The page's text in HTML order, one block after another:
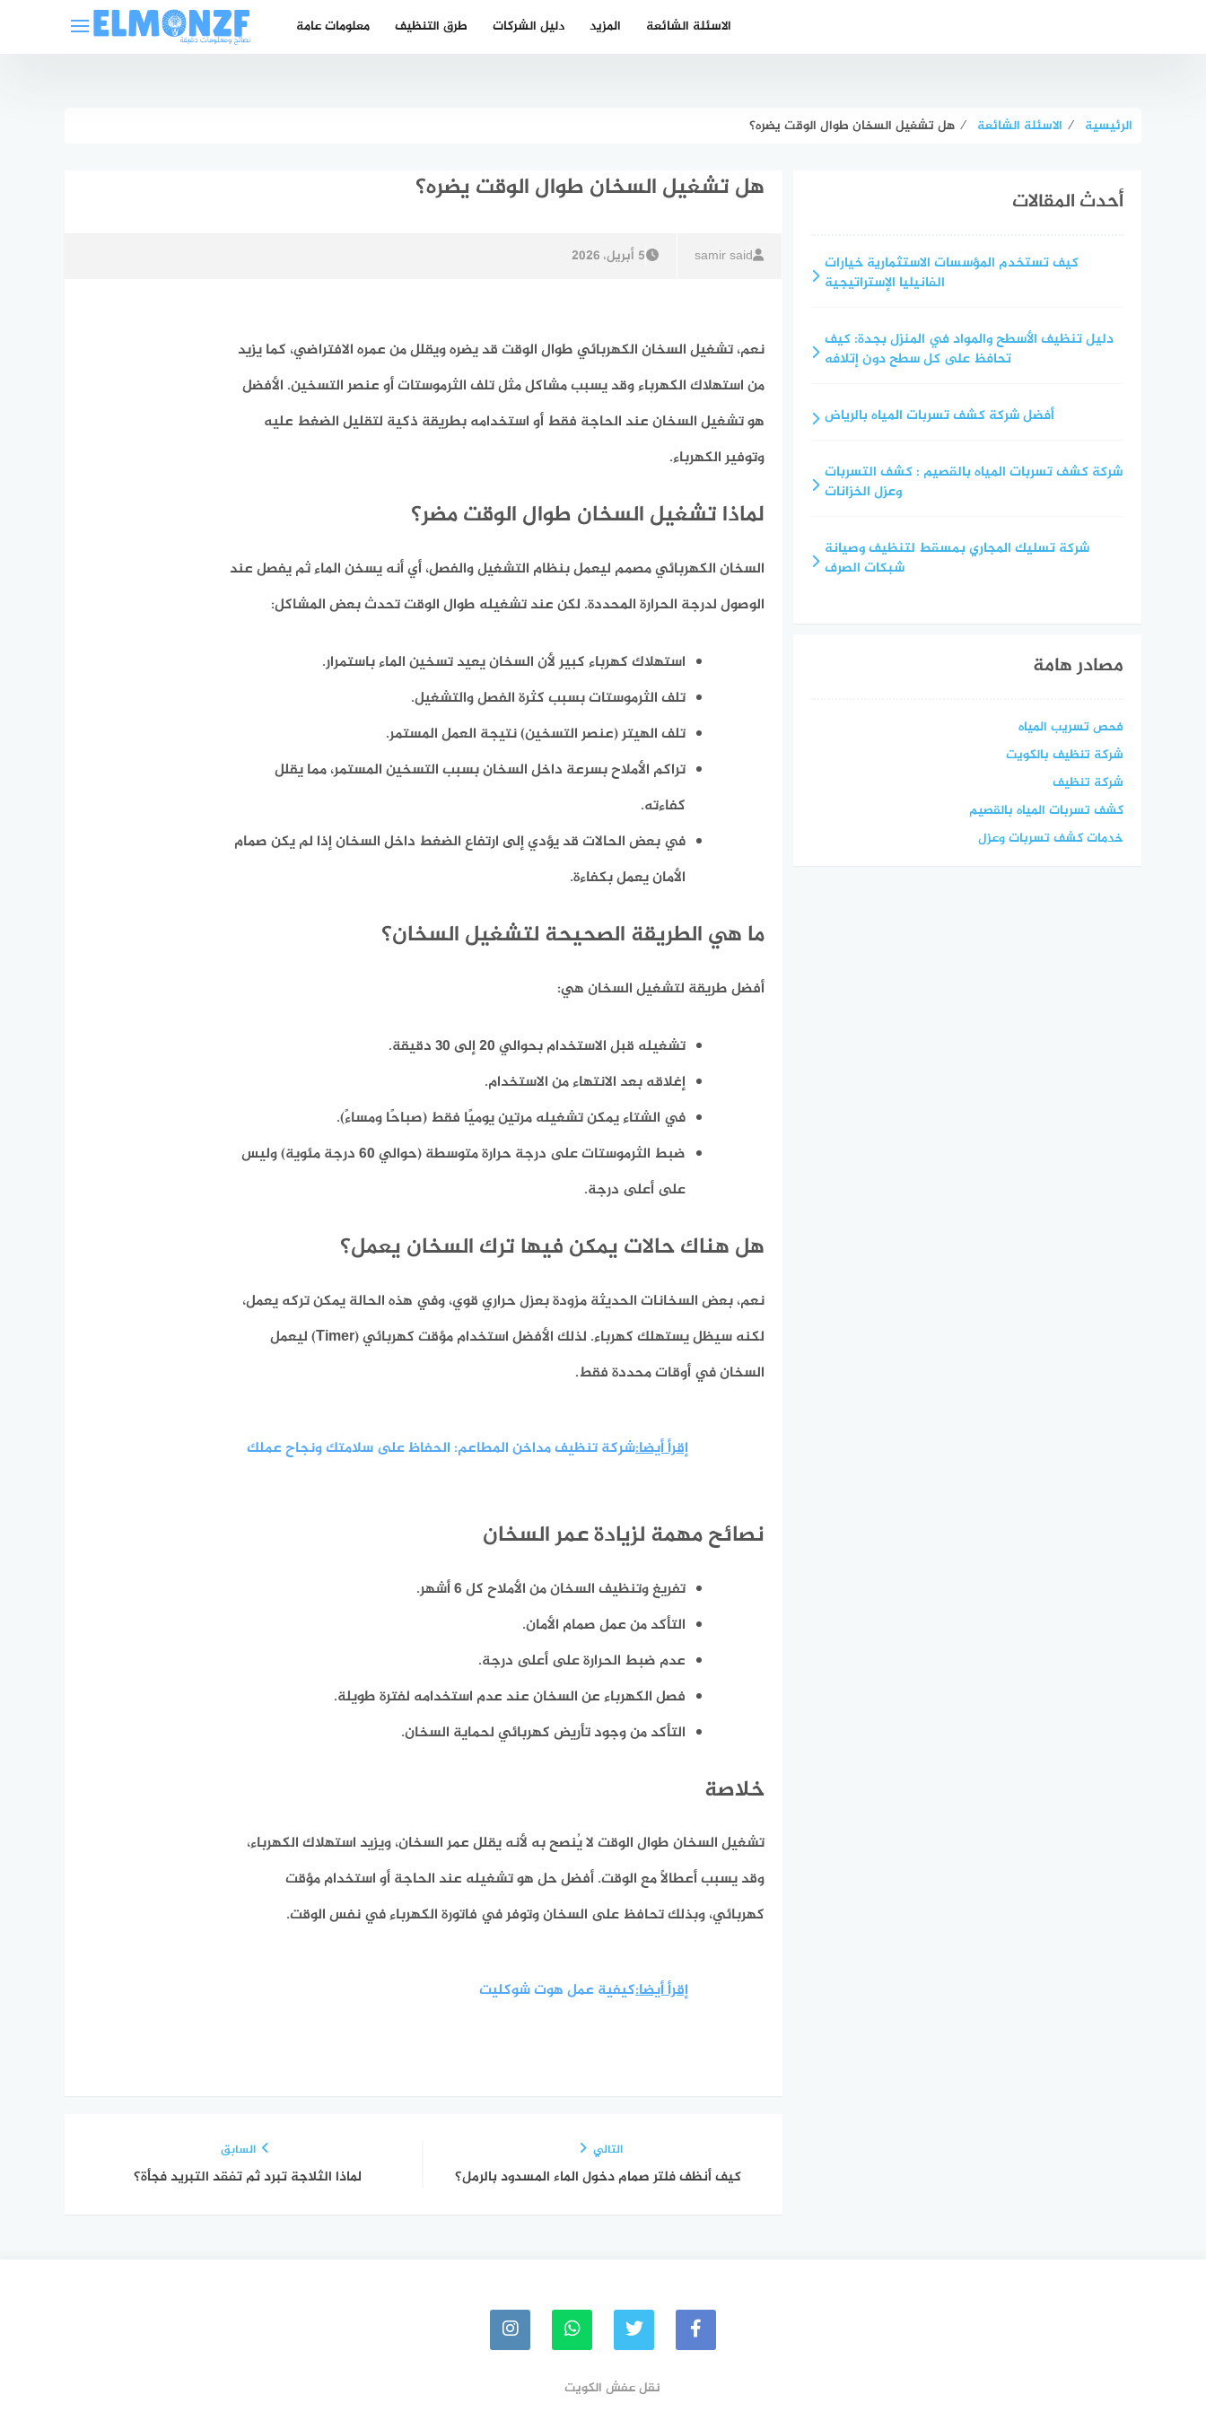
معلومات عامة طرق التنظيف دليل الشركات المزيد الاسئلة الشائعة
الرئيسية ⁄ الاسئلة الشائعة ⁄ هل تشغيل السخان طوال الوقت يضره؟
هل تشغيل السخان طوال الوقت يضره؟
samir said 5 أبريل، 2026
نعم،تشغيل السخان الكهربائي طوال الوقت قد يضره ويقلل من عمره الافتراضي، كما يزيد
من استهلاك الكهرباء وقد يسبب مشاكل مثل تلف الثرموستات أو عنصر التسخين. الأفضل
هو تشغيل السخان عند الحاجة فقط أو استخدامه بطريقة ذكية لتقليل الضغط عليه
وتوفير الكهرباء.
لماذا تشغيل السخان طوال الوقت مضر؟
السخان الكهربائي مصمم ليعمل بنظام التشغيل والفصل، أي أنه يسخن الماء ثم يفصل عند
الوصول لدرجة الحرارة المحددة. لكن عند تشغيله طوال الوقت تحدث بعض المشاكل:
استهلاك كهرباء كبيرلأن السخان يعيد تسخين الماء باستمرار.
تلف الثرموستاتبسبب كثرة الفصل والتشغيل.
تلف الهيتر (عنصر التسخين)نتيجة العمل المستمر.
تراكم الأملاح بسرعة داخل السخان بسبب التسخين المستمر، مما يقلل
كفاءته.
في بعض الحالات قد يؤدي إلىارتفاع الضغط داخل السخانإذا لم يكن صمام
الأمان يعمل بكفاءة.
ما هي الطريقة الصحيحة لتشغيل السخان؟
أفضل طريقة لتشغيل السخان هي:
تشغيله قبل الاستخدام بحوالي 20 إلى 30 دقيقة.
إغلاقه بعد الانتهاء من الاستخدام.
في الشتاء يمكن تشغيله مرتين يوميًا فقط (صباحًا ومساءً).
ضبط الثرموستات على درجة حرارة متوسطة (حوالي 60 درجة مئوية) وليس
على أعلى درجة.
هل هناك حالات يمكن فيها ترك السخان يعمل؟
نعم، بعض السخانات الحديثة مزودة بعزل حراري قوي، وفي هذه الحالة يمكن تركه يعمل،
لكنه سيظل يستهلك كهرباء. لذلك الأفضل استخداممؤقت كهربائي (Timer)
ليعمل
السخان في أوقات محددة فقط.
إقرأ أيضا:شركة تنظيف مداخن المطاعم: الحفاظ على سلامتك ونجاح عملك
نصائح مهمة لزيادة عمر السخان
تفريغ وتنظيف السخان من الأملاح كل 6 أشهر.
التأكد من عمل صمام الأمان.
عدم ضبط الحرارة على أعلى درجة.
فصل الكهرباء عن السخان عند عدم استخدامه لفترة طويلة.
التأكد من وجود تأريض كهربائي لحماية السخان.
خلاصة
تشغيل السخان طوال الوقت لا يُنصح به لأنهيقلل عمر السخان، ويزيد استهلاك الكهرباء،
وقد يسبب أعطالًا مع الوقت. أفضل حل هو تشغيله عند الحاجة أو استخدام مؤقت
كهربائي، وبذلك تحافظ على السخان وتوفر في فاتورة الكهرباء في نفس الوقت.
إقرأ أيضا:كيفية عمل هوت شوكليت
السابق
لماذا الثلاجة تبرد ثم تفقد التبريد فجأة؟
التالي
كيف أنظف فلتر صمام دخول الماء المسدود بالرمل؟
أحدث المقالات
كيف تستخدم المؤسسات الاستثمارية خيارات
الفانيليا الإستراتيجية
دليل تنظيف الأسطح والمواد في المنزل بجدة: كيف
تحافظ على كل سطح دون إتلافه
أفضل شركة كشف تسربات المياه بالرياض
شركة كشف تسربات المياه بالقصيم : كشف التسربات
وعزل الخزانات
شركة تسليك المجاري بمسقط لتنظيف وصيانة
شبكات الصرف
مصادر هامة
فحص تسريب المياه
شركة تنظيف بالكويت
شركة تنظيف
كشف تسربات المياه بالقصيم
خدمات كشف تسربات وعزل
نقل عفش الكويت